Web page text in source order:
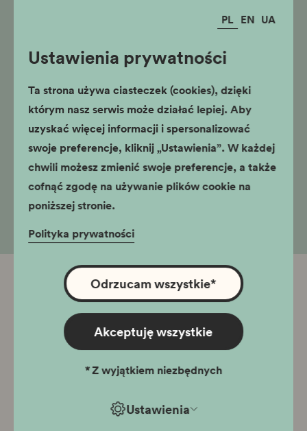
PL EN UA
Ustawienia prywatności
Ta strona używa ciasteczek (cookies), dzięki
którym nasz serwis może działać lepiej. Aby
uzyskać więcej informacji i spersonalizować
swoje preferencje, kliknij „Ustawienia”. W każdej
chwili możesz zmienić swoje preferencje, a także
cofnąć zgodę na używanie plików cookie na
poniższej stronie.
Polityka prywatności
Ustawienia
Odrzucam wszystkie*
Akceptuję wszystkie
*Z wyjątkiem niezbędnych
Schindlera. Uczestnicy spaceru usłyszą historię
pozostałości po historycznej Deutsche Emailwarenfabrik
zginęli, niosąc pomoc walczącej Warszawie.
Słowa kluczowe:
miasta w XIX, XX i XXI wieku, industrializacja, dzielnice
postindustrialne
Powiązane oddziały
Fabryka Emalia Oskara Schindlera